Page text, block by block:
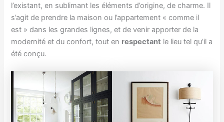
l’existant, en sublimant les éléments d’origine, de charme. Il
s’agit de prendre la maison ou l’appartement « comme il
est » dans les grandes lignes, et de venir apporter de la
modernité et du confort, tout en respectant le lieu tel qu’il a
été conçu.